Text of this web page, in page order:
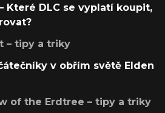
Které DLC se vyplatí koupit,
– tipy a triky
v obřím světě Elden
of the Erdtree – tipy a triky